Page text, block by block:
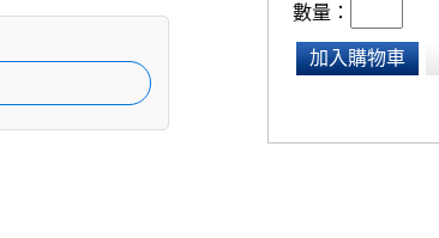
數量：
加入購物車